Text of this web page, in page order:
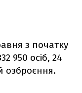
з початку
950 осіб, 24
озброєння.